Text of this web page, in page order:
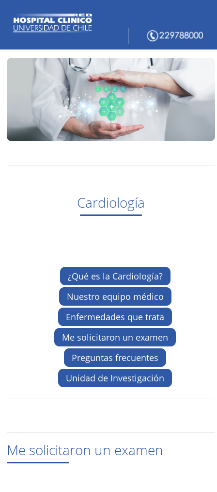
Cardiología
¿Qué es la Cardiología?
Nuestro equipo médico
Enfermedades que trata
Me solicitaron un examen
Preguntas frecuentes
Unidad de Investigación
Me solicitaron un examen